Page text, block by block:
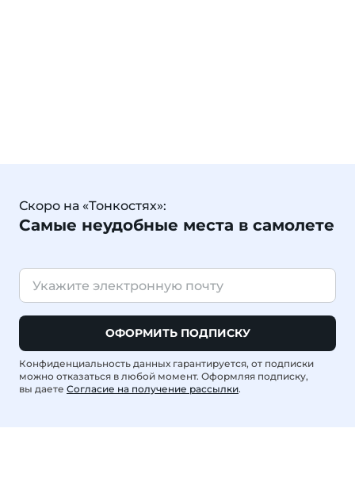
Скоро на «Тонкостях»:
Самые неудобные места в самолете
ОФОРМИТЬ ПОДПИСКУ
Конфиденциальность данных гарантируется, от подписки
можно отказаться в любой момент. Оформляя подписку,
вы даете Согласие на получение рассылки.